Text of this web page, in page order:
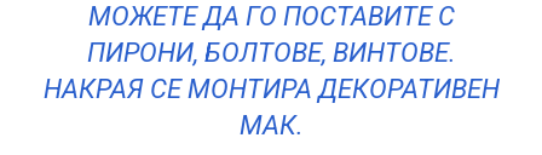
МОЖЕТЕ ДА ГО ПОСТАВИТЕ С
ПИРОНИ, БОЛТОВЕ, ВИНТОВЕ.
НАКРАЯ СЕ МОНТИРА ДЕКОРАТИВЕН
МАК.